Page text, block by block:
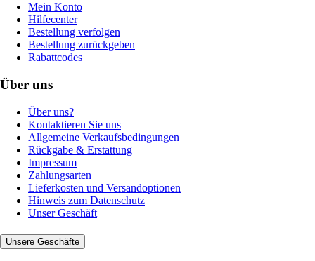
Mein Konto
Hilfecenter
Bestellung verfolgen
Bestellung zurückgeben
Rabattcodes
Über uns
Über uns?
Kontaktieren Sie uns
Allgemeine Verkaufsbedingungen
Rückgabe & Erstattung
Impressum
Zahlungsarten
Lieferkosten und Versandoptionen
Hinweis zum Datenschutz
Unser Geschäft
Unsere Geschäfte